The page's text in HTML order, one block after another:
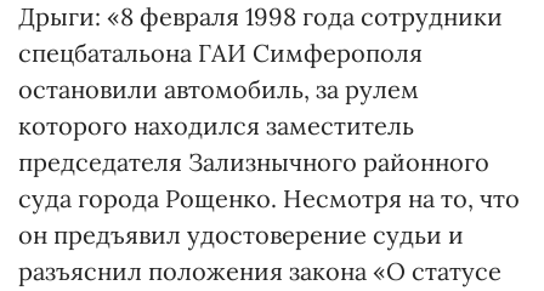
Дрыги: «8 февраля 1998 года сотрудники
спецбатальона ГАИ Симферополя
остановили автомобиль, за рулем
которого находился заместитель
председателя Зализнычного районного
суда города Рощенко. Несмотря на то, что
он предъявил удостоверение судьи и
разъяснил положения закона «О статусе